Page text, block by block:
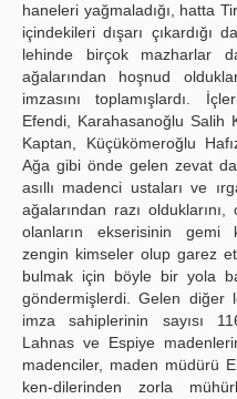
haneleri yağmaladığı, hatta
içindekileri dışarı çıkardığı
lehinde birçok mazharlar
ağalarından hoşnud
imzasını toplamışlardı.
Efendi, Karahasanoğlu Salih
Kaptan, Küçükömeroğlu
Ağa gibi önde gelen zevat da
asıllı madenci ustaları ve
ağalarından razı
olanların ekserisinin gemi
zengin kimseler olup garez
bulmak için böyle bir yola
göndermişlerdi. Gelen diğer
imza sahiplerinin sayısı
Lahnas ve Espiye
madenciler, maden müdürü
ken-dilerinden zorla